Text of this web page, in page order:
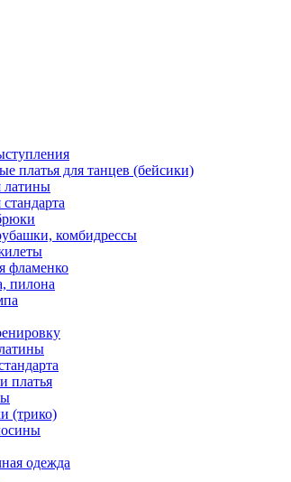
платья для танцев (бейсики)
латины
комбидрессы
фламенко
пилона
платья
(трико)
одежда